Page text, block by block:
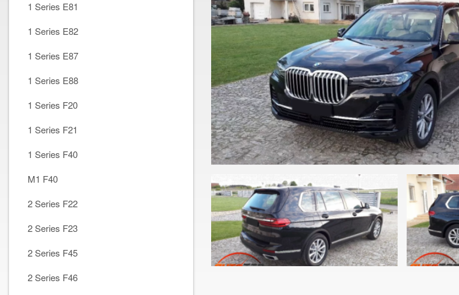
1 Series E81
1 Series E82
1 Series E87
1 Series E88
1 Series F20
1 Series F21
1 Series F40
M1 F40
2 Series F22
2 Series F23
2 Series F45
2 Series F46